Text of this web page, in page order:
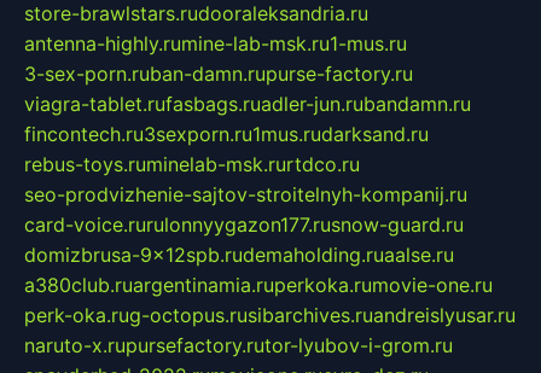
store-brawlstars.rudooraleksandria.ru
antenna-highly.rumine-lab-msk.ru1-mus.ru
3-sex-porn.ruban-damn.rupurse-factory.ru
viagra-tablet.rufasbags.ruadler-jun.rubandamn.ru
fincontech.ru3sexporn.ru1mus.rudarksand.ru
rebus-toys.ruminelab-msk.rurtdco.ru
seo-prodvizhenie-sajtov-stroitelnyh-kompanij.ru
card-voice.rurulonnyygazon177.rusnow-guard.ru
domizbrusa-9x12spb.rudemaholding.ruaalse.ru
a380club.ruargentinamia.ruperkoka.rumovie-one.ru
perk-oka.rug-octopus.rusibarchives.ruandreislyusar.ru
naruto-x.rupursefactory.rutor-lyubov-i-grom.ru